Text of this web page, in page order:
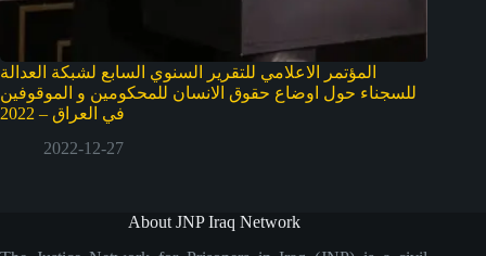
المؤتمر الاعلامي للتقرير السنوي السابع لشبكة العدالة
للسجناء حول اوضاع حقوق الانسان للمحكومين و الموقوفين
في العراق – 2022
2022-12-27
About JNP Iraq Network